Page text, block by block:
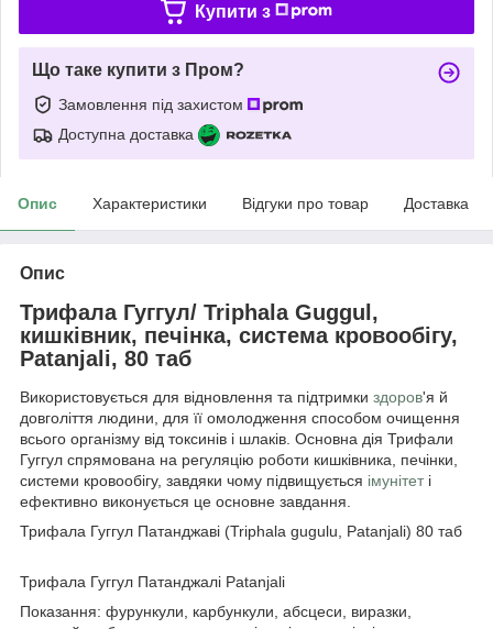
Купити з
Що таке купити з Пром?
Замовлення під захистом
Доступна доставка
Опис Характеристики Відгуки про товар Доставка
Опис
Трифала Гуггул/ Triphala Guggul,
кишківник, печінка, система кровообігу,
Patanjali, 80 таб
Використовується для відновлення та підтримки здоров'я й
довголіття людини, для її омолодження способом очищення
всього організму від токсинів і шлаків. Основна дія Трифали
Гуггул спрямована на регуляцію роботи кишківника, печінки,
системи кровообігу, завдяки чому підвищується імунітеті
ефективно виконується це основне завдання.
Трифала Гуггул Патанджаві (Triphala gugulu, Patanjali) 80 таб
Трифала Гуггул Патанджалі Patanjali
Показання: фурункули, карбункули, абсцеси, виразки,